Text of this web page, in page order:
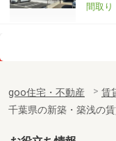
間取り
千葉県船橋市大穴北
専有面
間取り
goo住宅・不動産 賃
千葉県の新築・築浅の